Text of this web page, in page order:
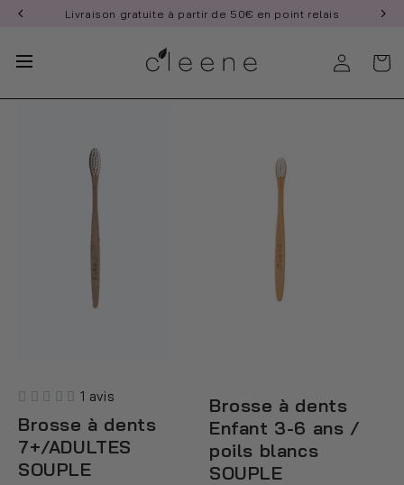
passer
contenu
Livraison gratuite à partir de 50€ en point relais
1 avis
Brosse à dents
7+/ADULTES
SOUPLE
Brosse à dents
Enfant 3-6 ans /
poils blancs
SOUPLE